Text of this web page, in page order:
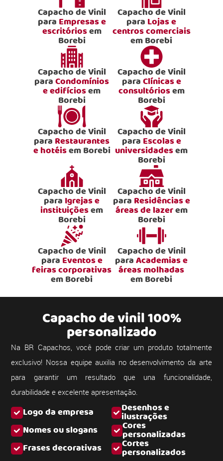
Capacho de Vinil
para Empresas e
escritóriosem
Borebi
Capacho de Vinil
para Lojas e
centros comerciais
em Borebi
Capacho de Vinil
paraCondomínios
e edifíciosem
Borebi
Capacho de Vinil
paraClínicas e
consultóriosem
Borebi
Capacho de Vinil
para Restaurantes
e hotéisem Borebi
Capacho de Vinil
para Escolas e
universidadesem
Borebi
Capacho de Vinil
para Igrejas e
instituiçõesem
Borebi
Capacho de Vinil
para Residências e
áreas de lazerem
Borebi
Capacho de Vinil
para Eventos e
feiras corporativas
em Borebi
Capacho de Vinil
paraAcademias e
áreas molhadas
em Borebi
Logo da empresa Desenhos e
ilustrações
Nomes ou slogans
Cores
personalizadas
Frases decorativas
Cortes
personalizados
Capacho de vinil 100%
personalizado
Na BR Capachos, você pode criar um produto totalmente
exclusivo! Nossa equipe auxilia no desenvolvimento da arte
para garantir um resultado que una funcionalidade,
durabilidade e excelente apresentação.